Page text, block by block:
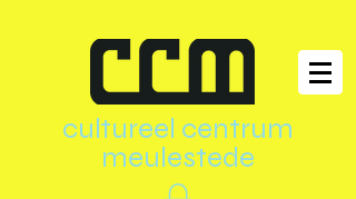
cultureel centrum
meulestede